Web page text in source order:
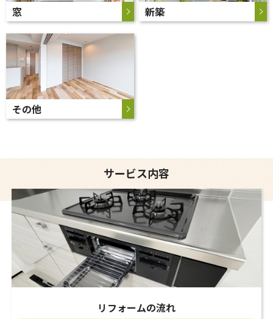
窓 新築
その他
サービス内容
リフォームの流れ